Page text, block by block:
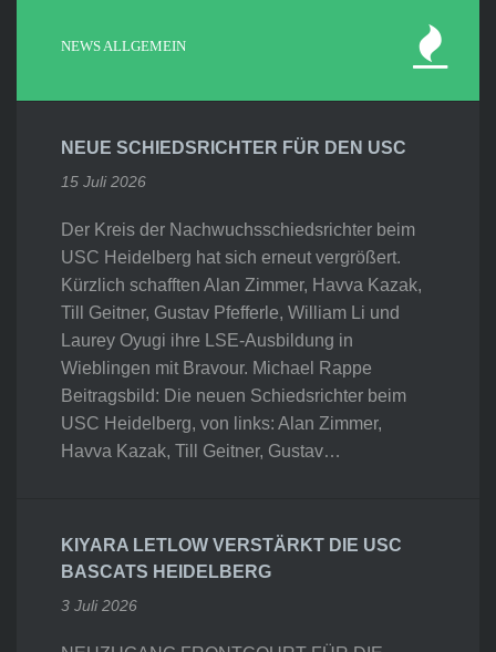
NEWS ALLGEMEIN
NEUE SCHIEDSRICHTER FÜR DEN USC
15 Juli 2026
Der Kreis der Nachwuchsschiedsrichter beim
USC Heidelberg hat sich erneut vergrößert.
Kürzlich schafften Alan Zimmer, Havva Kazak,
Till Geitner, Gustav Pfefferle, William Li und
Laurey Oyugi ihre LSE-Ausbildung in
Wieblingen mit Bravour. Michael Rappe
Beitragsbild: Die neuen Schiedsrichter beim
USC Heidelberg, von links: Alan Zimmer,
Havva Kazak, Till Geitner, Gustav…
KIYARA LETLOW VERSTÄRKT DIE USC
BASCATS HEIDELBERG
3 Juli 2026